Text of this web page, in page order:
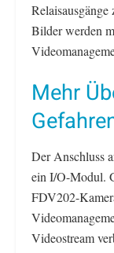
Bilder werden
Mehr
Der Anschluss
ein I/O-Modul.
FDV202-
Videostream